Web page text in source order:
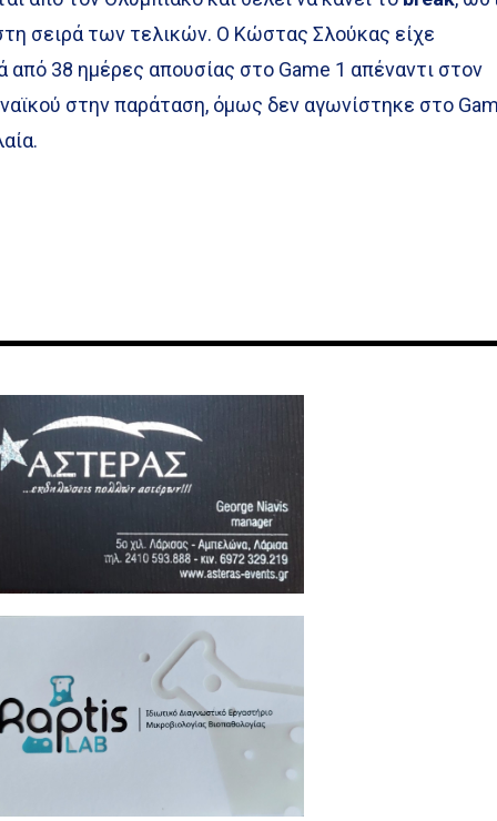
σειρά των τελικών. Ο Κώστας Σλούκας είχε
από 38 ημέρες απουσίας στο Game 1 απέναντι στον
στην παράταση, όμως δεν αγωνίστηκε στο